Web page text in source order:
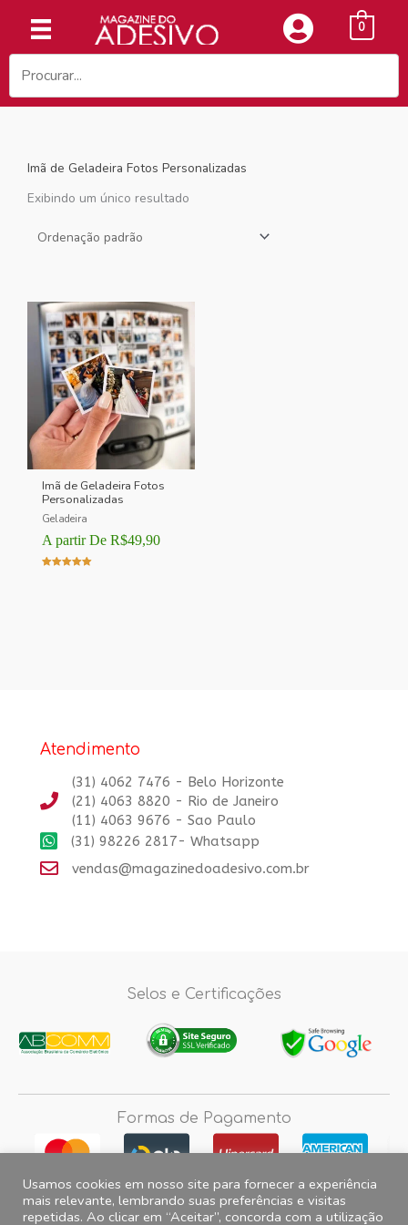
conteúdo
0
Imã de Geladeira Fotos Personalizadas
Exibindo um único resultado
Imã de Geladeira Fotos
Personalizadas
Geladeira
A partir De R$49,90
Atendimento
(31) 4062 7476 - Belo Horizonte
(21) 4063 8820 - Rio de Janeiro
(11) 4063 9676 - Sao Paulo
(31) 98226 2817- Whatsapp
vendas@magazinedoadesivo.com.br
Selos e Certificações
Formas de Pagamento
Fotos e imagens meramente ilustrativas, 2012© 2026 Magazine do
Usamos cookies em nosso site para fornecer a experiência
mais relevante, lembrando suas preferências e visitas
repetidas. Ao clicar em “Aceitar”, concorda com a utilização